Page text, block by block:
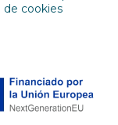
de cookies